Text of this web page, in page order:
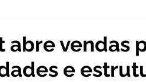
abre vendas
e